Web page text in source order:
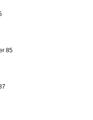
85